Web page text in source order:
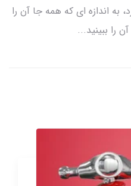
به اندازه ای که همه جا آن را
را ببینید...